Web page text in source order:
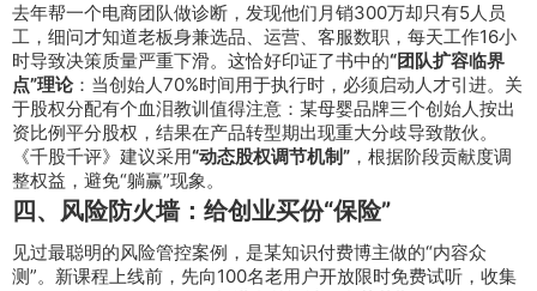
去年帮一个电商团队做诊断，发现他们月销300万却只有5人员
工，细问才知道老板身兼选品、运营、客服数职，每天工作16小
时导致决策质量严重下滑。这恰好印证了书中的“团队扩容临界
点”理论：当创始人70%时间用于执行时，必须启动人才引进。关
于股权分配有个血泪教训值得注意：某母婴品牌三个创始人按出
资比例平分股权，结果在产品转型期出现重大分歧导致散伙。
《千股千评》建议采用“动态股权调节机制” ，根据阶段贡献度调
整权益，避免“躺赢”现象。
四、风险防火墙：给创业买份“保险”
见过最聪明的风险管控案例，是某知识付费博主做的“内容众
测”。新课程上线前，先向100名老用户开放限时免费试听，收集